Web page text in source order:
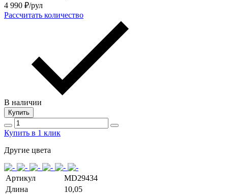
4 990 ₽/рул
Рассчитать количество
В наличии
Купить
Купить в 1 клик
Другие цвета
Артикул
MD29434
Длина
10,05